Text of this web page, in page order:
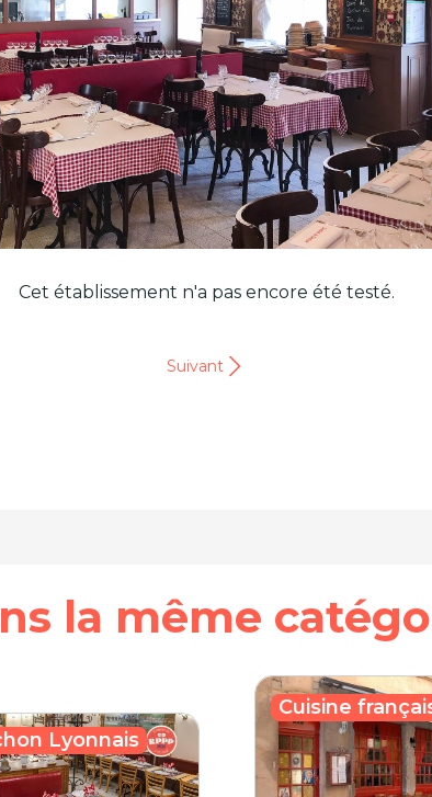
Cet établissement n'a pas encore été testé.
Suivant
la même
Lyonnais
Cuisine